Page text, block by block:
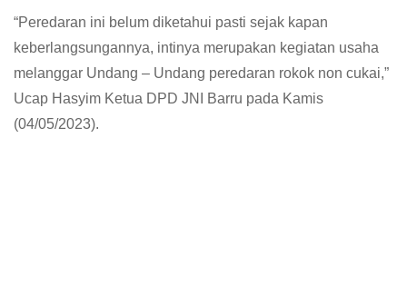
“Peredaran ini belum diketahui pasti sejak kapan
keberlangsungannya, intinya merupakan kegiatan usaha
melanggar Undang – Undang peredaran rokok non cukai,”
Ucap Hasyim Ketua DPD JNI Barru pada Kamis
(04/05/2023).